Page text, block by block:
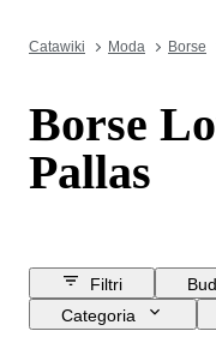
Catawiki Moda Borse
Borse
Pallas
Filtri
Categoria